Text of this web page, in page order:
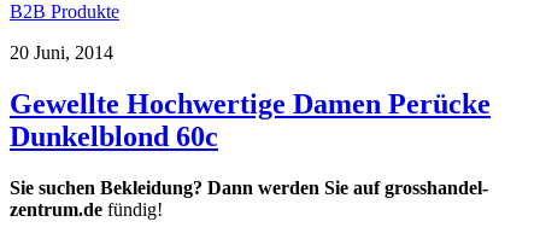
B2B Produkte
20 Juni, 2014
Gewellte Hochwertige Damen Perücke
Dunkelblond 60c
Sie suchen Bekleidung? Dann werden Sie aufgrosshandel-
zentrum.de fündig!